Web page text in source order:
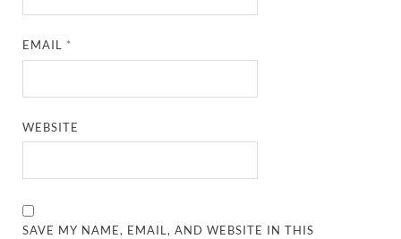
EMAIL *
WEBSITE
SAVE MY NAME, EMAIL, AND WEBSITE IN THIS